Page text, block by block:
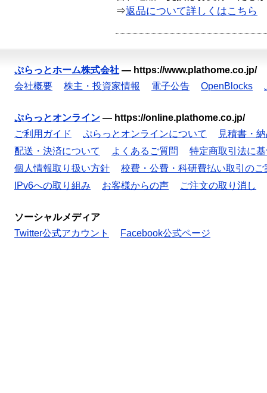
⇒返品について詳しくはこちら
ぷらっとホーム株式会社 — https://www.plathome.co.jp/
会社概要
株主・投資家情報 電子公告 OpenBlocks
ぷらっとオンライン — https://online.plathome.co.jp/
ご利用ガイド
ぷらっとオンラインについて
見積書・
配送・決済について
よくあるご質問
特定商取引法に
個人情報取り扱い方針
校費・公費・科研費払い取引のご
IPv6への取り組み
お客様からの声 ご注文の取り消し
ソーシャルメディア
Twitter公式アカウント
Facebook公式ページ